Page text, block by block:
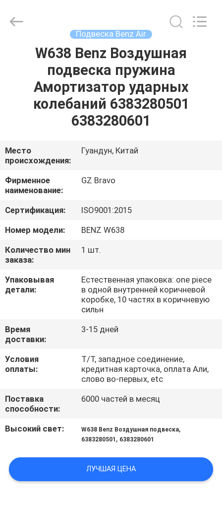
ПРОДУКТЫ
ПУТЕШЕСТВИЕ
ФАБРИКИ
ПРОВЕРКА
КАЧЕСТВА
СВЯЖИТЕСЬ
МЫ
ЦИТАТУ
Copyright
suspensionshock.com.
Подвеска Benz Air
W638 Benz Воздушная
подвеска пружина
Амортизатор ударных
колебаний 6383280501
6383280601
Место
происхождения:
Гуандун, Китай
Фирменное
наименование:
GZ Bravo
Сертификация:
ISO9001:2015
Номер модели:
BENZ W638
Количество мин
заказа:
1 шт.
Упаковывая
детали:
Естественная упаковка: one piece
в одной внутренней коричневой
коробке, 10 частях в коричневую
сильн
Время
доставки:
3-15 дней
Условия
оплаты:
T/T, западное соединение,
кредитная карточка, оплата Али,
слово во-первых, etc
Поставка
способности:
6000 частей в месяц
Высокий свет: W638 Benz Воздушная подвеска,
6383280501 , 6383280601
ЛУЧШАЯ ЦЕНА